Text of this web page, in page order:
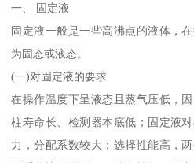
一、 固定液
固定液一般是一些高沸点的液体，
为固态或液态。
(一)对固定液的要求
在操作温度下呈液态且蒸气压低，
柱寿命长、检测器本底低；固定液
力，分配系数较大；选择性能高，